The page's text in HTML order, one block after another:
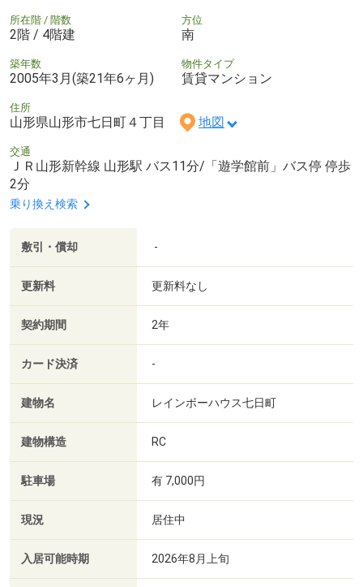
所在階 / 階数
2階 / 4階建
方位
南
築年数
2005年3月(築21年6ヶ月)
物件タイプ
賃貸マンション
住所
山形県山形市七日町４丁目 地図
交通
ＪＲ山形新幹線 山形駅 バス11分/「遊学館前」バス停 停歩
2分
乗り換え検索
敷引・償却 -
更新料 更新料なし
契約期間 2年
カード決済 -
建物名 レインボーハウス七日町
建物構造 RC
駐車場 有 7,000円
現況 居住中
入居可能時期 2026年8月上旬